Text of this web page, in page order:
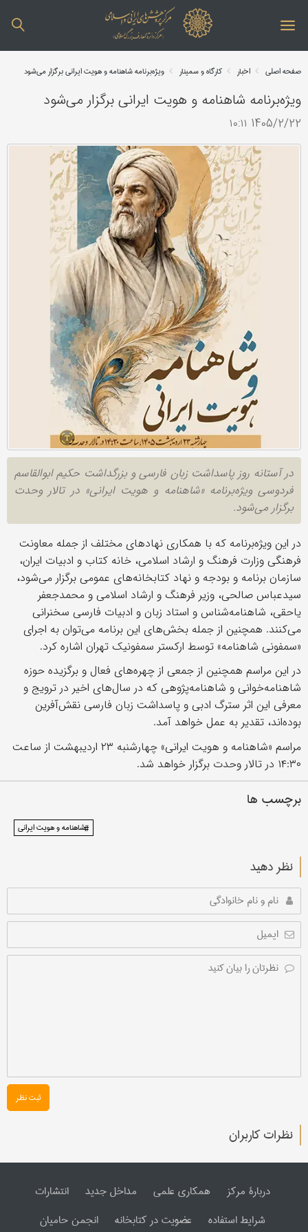
صفحه اصلی اخبار کارگاه و سمینار ویژه‌برنامه شاهنامه و هویت ایرانی برگزار می‌شود
ویژه‌برنامه شاهنامه و هویت ایرانی برگزار می‌شود
1405/2/22 ۱۰:۱۱
در آستانه روز پاسداشت زبان فارسی و بزرگداشت حکیم ابوالقاسم
فردوسی ویژه‌برنامه «شاهنامه و هویت ایرانی» در تالار وحدت
برگزار می‌شود.
در این ویژه‌برنامه که با همکاری نهادهای مختلف از جمله معاونت
فرهنگی وزارت فرهنگ و ارشاد اسلامی، خانه کتاب و ادبیات ایران،
سازمان برنامه و بودجه و نهاد کتابخانه‌های عمومی برگزار می‌شود،
سیدعباس صالحی، وزیر فرهنگ و ارشاد اسلامی و محمدجعفر
یاحقی، شاهنامه‌شناس و استاد زبان و ادبیات فارسی سخنرانی
می‌کنند. همچنین از جمله بخش‌های این برنامه می‌توان به اجرای
«سمفونی شاهنامه» توسط ارکستر سمفونیک تهران اشاره کرد.
در این مراسم همچنین از جمعی از چهره‌های فعال و برگزیده حوزه
شاهنامه‌خوانی و شاهنامه‌پژوهی که در سال‌های اخیر در ترویج و
معرفی این اثر سترگ ادبی و پاسداشت زبان فارسی نقش‌آفرین
بوده‌اند، تقدیر به عمل خواهد آمد.
مراسم «شاهنامه و هویت ایرانی» چهارشنبه ۲۳ اردیبهشت از ساعت
۱۴:۳۰ در تالار وحدت برگزار خواهد شد.
برچسب ها
#شاهنامه و هویت ایرانی
نظر دهید
ثبت نظر
نظرات کاربران
دربارۀ مرکز همکاری علمی مداخل جدید
انتشارات
شرایط استفاده
عضویت در کتابخانه انجمن حامیان